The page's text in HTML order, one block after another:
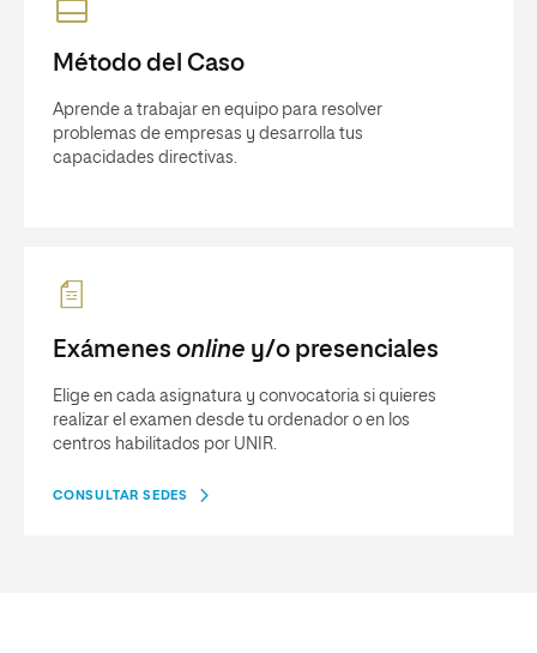
Método del Caso
Aprende a trabajar en equipo para resolver
problemas de empresas y desarrolla tus
capacidades directivas.
Exámenes online y/o presenciales
Elige en cada asignatura y convocatoria si quieres
realizar el examen desde tu ordenador o en los
centros habilitados por UNIR.
CONSULTAR SEDES